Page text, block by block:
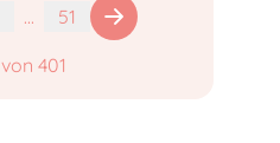
... 51
von 401